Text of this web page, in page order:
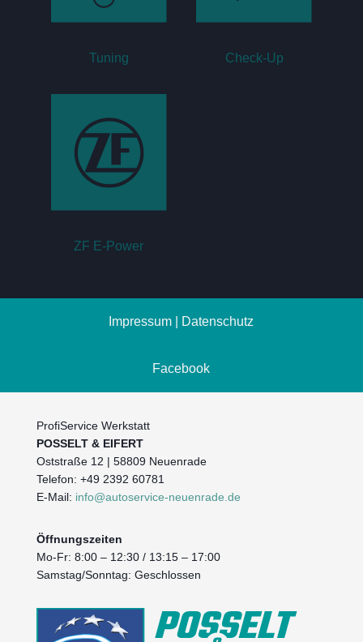
Tuning Check-Up
ZF E-Power
Impressum Datenschutz
Facebook
ProfiService Werkstatt
POSSELT & EIFERT
Oststraße 12 | 58809 Neuenrade
Telefon: +49 2392 60781
E-Mail: info@autoservice-neuenrade.de
Öffnungszeiten
Mo-Fr: 8:00 – 12:30 / 13:15 – 17:00
Samstag/Sonntag: Geschlossen